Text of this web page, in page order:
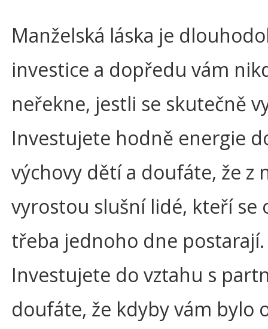
Manželská láska je
investice a dopředu vám
neřekne, jestli se skutečně
Investujete hodně energie
výchovy dětí a doufáte, že z
vyrostou slušní lidé, kteří se
třeba jednoho dne postarají.
Investujete do vztahu s
doufáte, že kdyby vám bylo